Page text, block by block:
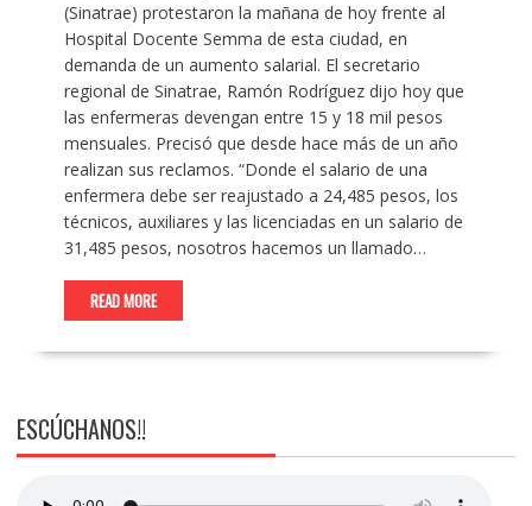
(Sinatrae) protestaron la mañana de hoy frente al
Hospital Docente Semma de esta ciudad, en
demanda de un aumento salarial. El secretario
regional de Sinatrae, Ramón Rodríguez dijo hoy que
las enfermeras devengan entre 15 y 18 mil pesos
mensuales. Precisó que desde hace más de un año
realizan sus reclamos. “Donde el salario de una
enfermera debe ser reajustado a 24,485 pesos, los
técnicos, auxiliares y las licenciadas en un salario de
31,485 pesos, nosotros hacemos un llamado…
READ MORE
ESCÚCHANOS!!